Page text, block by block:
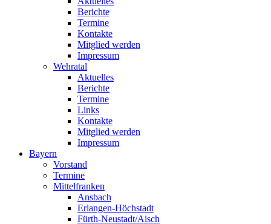
Berichte
Termine
Kontakte
Mitglied werden
Impressum
Wehratal
Aktuelles
Berichte
Termine
Links
Kontakte
Mitglied werden
Impressum
Bayern
Vorstand
Termine
Mittelfranken
Ansbach
Erlangen-Höchstadt
Fürth-Neustadt/Aisch